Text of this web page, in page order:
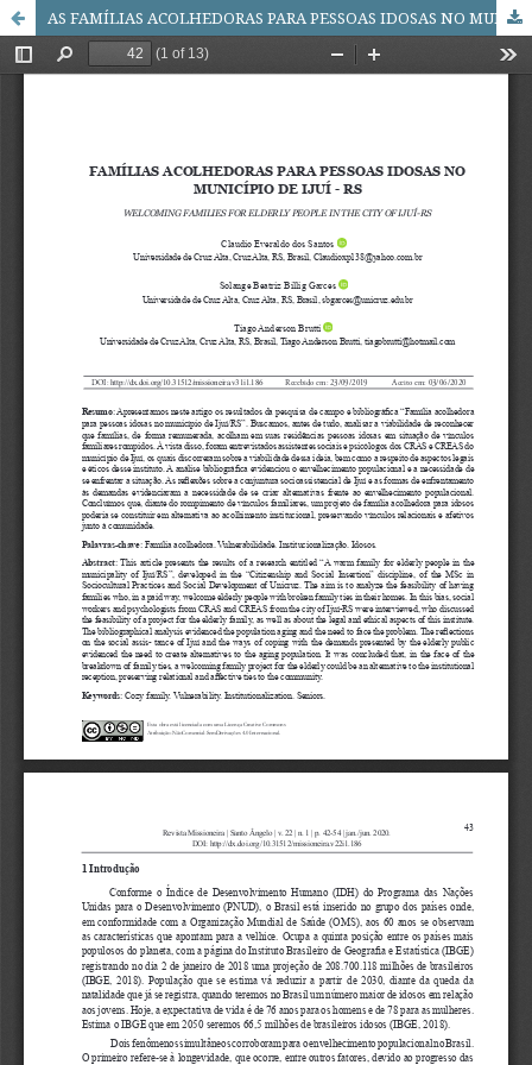
AS FAMÍLIAS ACOLHEDORAS PARA PESSOAS IDOSAS NO MUNICÍPIO DE IJUÍ - RS